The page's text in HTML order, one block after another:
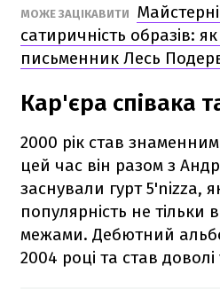
МОЖЕ ЗАЦІКАВИТИ
сатиричність образів:
письменник Лесь
Кар'єра співака
2000 рік став знаменним
цей час він разом з
заснували гурт 5'nizza,
популярність не тільки
межами. Дебютний
2004 році та став